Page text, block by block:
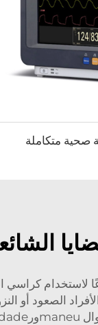
لاستخدام كراسي